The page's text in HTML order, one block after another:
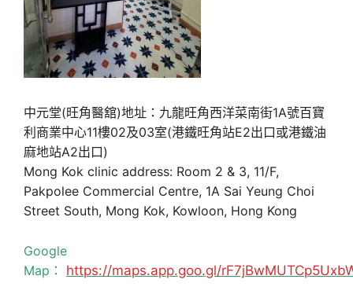
中元堂(旺角醫舘)地址：九龍旺角西洋菜南街1A號百寶
利商業中心11樓02及03室(港鐵旺角站E2出口或港鐵油
麻地站A2出口)
Mong Kok clinic address: Room 2 & 3, 11/F,
Pakpolee Commercial Centre, 1A Sai Yeung Choi
Street South, Mong Kok, Kowloon, Hong Kong
Google
Map： https://maps.app.goo.gl/